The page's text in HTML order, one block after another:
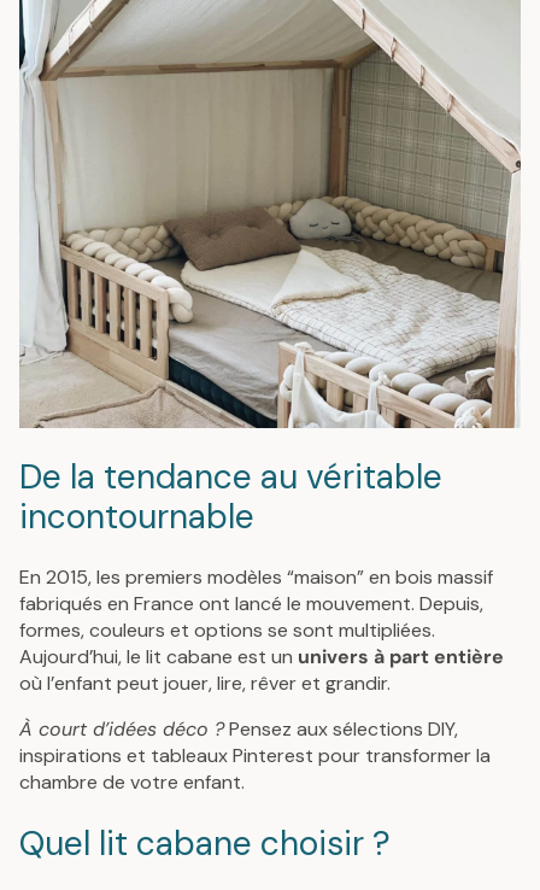
De la tendance au véritable
incontournable
En 2015, les premiers modèles “maison” en bois massif
fabriqués en France ont lancé le mouvement. Depuis,
formes, couleurs et options se sont multipliées.
Aujourd’hui, le lit cabane est un univers à part entière
où l’enfant peut jouer, lire, rêver et grandir.
À court d’idées déco ?Pensez aux sélections DIY,
inspirations et tableaux Pinterest pour transformer la
chambre de votre enfant.
Quel lit cabane choisir ?